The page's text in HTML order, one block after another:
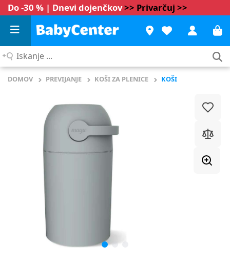
Do -30 % | Dnevi dojenčkov>> Privarčuj >>
Iskanje
DOMOV PREVIJANJE KOŠI ZA PLENICE KOŠI